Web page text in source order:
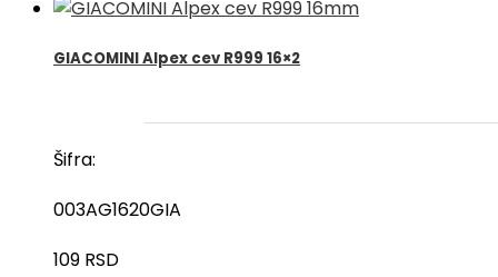
GIACOMINI Alpex cev R999 16×2
Šifra:
003AG1620GIA
109 RSD